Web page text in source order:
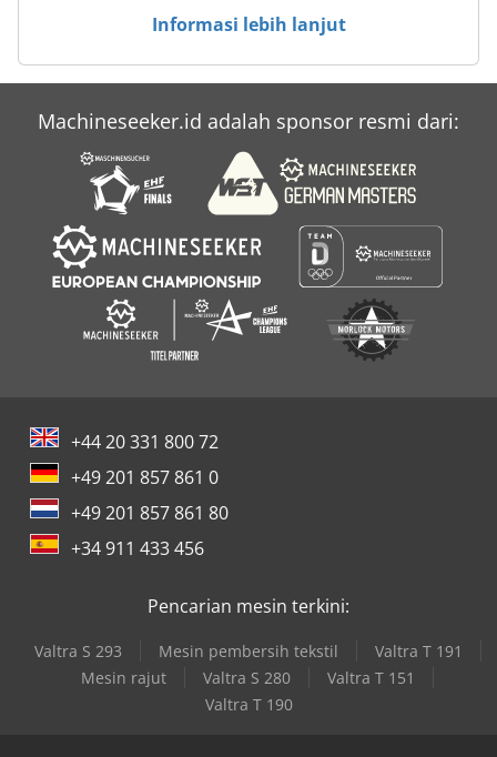
upon receipt of invoiceInformasi lebih lanjut
Machineseeker.id adalah sponsor resmi dari:
+44 20 331 800 72
+49 201 857 861 0
+49 201 857 861 80
+34 911 433 456
Pencarian mesin terkini:
Valtra S 293 Mesin pembersih tekstil
Valtra T 191
Mesin rajut
Valtra S 280
Valtra T 151
Valtra T 190